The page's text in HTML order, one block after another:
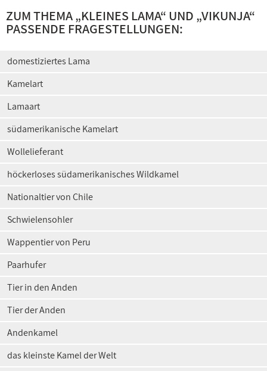
ZUM THEMA „KLEINES LAMA“ UND „VIKUNJA“
PASSENDE FRAGESTELLUNGEN:
domestiziertes Lama
Kamelart
Lamaart
südamerikanische Kamelart
Wollelieferant
höckerloses südamerikanisches Wildkamel
Nationaltier von Chile
Schwielensohler
Wappentier von Peru
Paarhufer
Tier in den Anden
Tier der Anden
Andenkamel
das kleinste Kamel der Welt